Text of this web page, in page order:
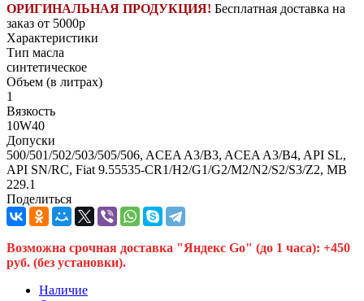
ОРИГИНАЛЬНАЯ ПРОДУКЦИЯ! Бесплатная доставка на
заказ от 5000р
Характеристики
Тип масла
синтетическое
Объем (в литрах)
1
Вязкость
10W40
Допуски
500/501/502/503/505/506, ACEA A3/B3, ACEA A3/B4, API SL,
API SN/RC, Fiat 9.55535-CR1/H2/G1/G2/M2/N2/S2/S3/Z2, MB
229.1
Поделиться
Возможна срочная доставка "Яндекс Go" (до 1 часа): +450
руб. (без установки).
Наличие